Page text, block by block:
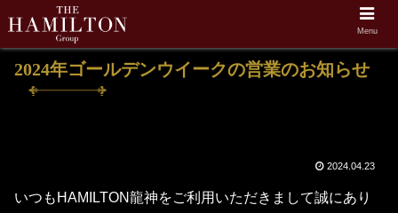
ホーム THE HAMILTON 龍神
2024年ゴールデンウイークの営業のお知らせ
2024.04.23
いつもHAMILTON龍神をご利用いただきまして誠にあり
Menu